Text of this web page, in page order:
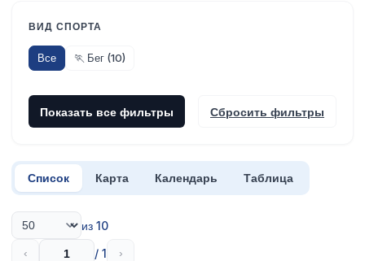
ВИД СПОРТА
Все 🏃 Бег (10)
Показать все фильтры Сбросить фильтры
Список Карта Календарь Таблица
из 10
‹ / 1 ›